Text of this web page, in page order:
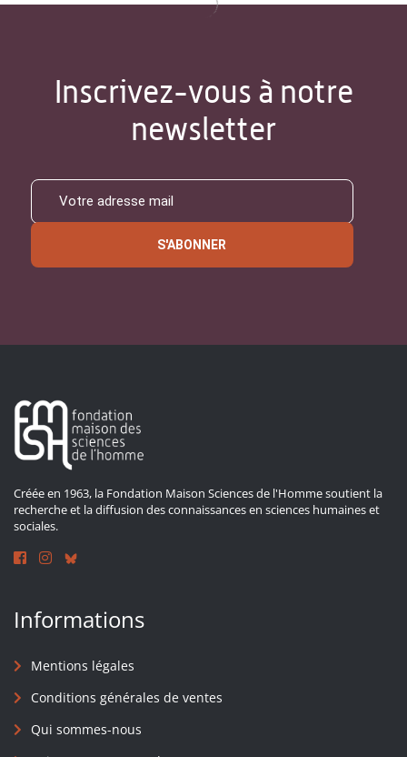
Inscrivez-vous à notre
newsletter
S'ABONNER
Créée en 1963, la Fondation Maison Sciences de l'Homme soutient la
recherche et la diffusion des connaissances en sciences humaines et
sociales.
Informations
Mentions légales
Conditions générales de ventes
Qui sommes-nous